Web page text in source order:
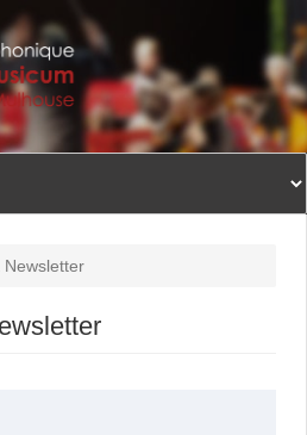
Newsletter